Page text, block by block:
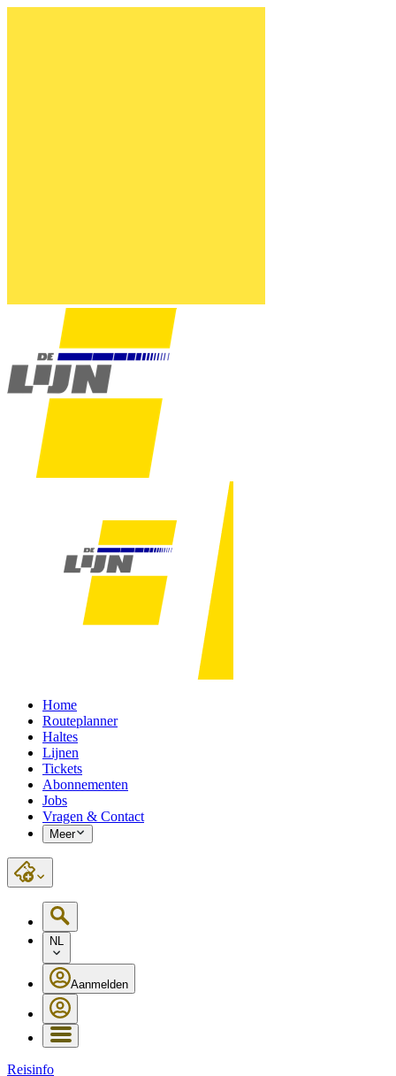
Home
Routeplanner
Haltes
Lijnen
Tickets
Abonnementen
Jobs
Vragen & Contact
Meer
NL
Aanmelden
Reisinfo